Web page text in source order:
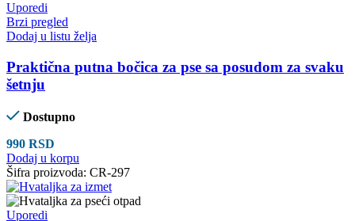
Uporedi
Brzi pregled
Dodaj u listu želja
Praktična putna bočica za pse sa posudom za svaku
šetnju
Dostupno
990 RSD
Dodaj u korpu
Šifra proizvoda: CR-297
Uporedi